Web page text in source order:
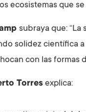
ecosistemas que
subraya que:
solidez científica
con las formas
Torresexplica: